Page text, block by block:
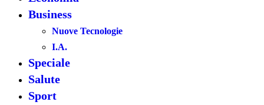
Business
Nuove Tecnologie
I.A.
Speciale
Salute
Sport